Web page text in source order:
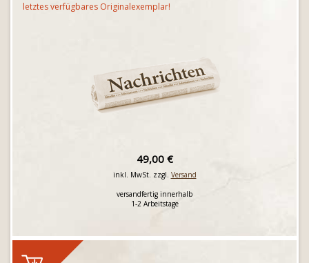
letztes verfügbares Originalexemplar!
49,00 €
inkl. MwSt. zzgl. Versand
versandfertig innerhalb
1-2 Arbeitstage